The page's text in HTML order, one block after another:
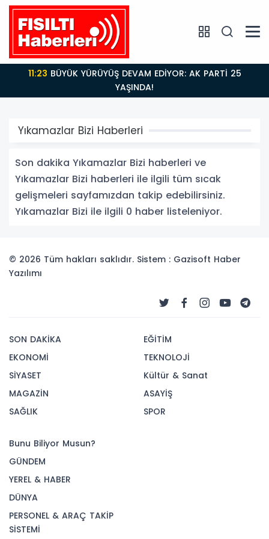
11:23
YAŞINDA!
Yıkamazlar Bizi Haberleri
Son dakika Yıkamazlar Bizi haberleri ve
Yıkamazlar Bizi haberleri ile ilgili tüm sıcak
gelişmeleri sayfamızdan takip edebilirsiniz.
Yıkamazlar Bizi ile ilgili 0 haber listeleniyor.
© 2026 Tüm hakları saklıdır. Sistem : Gazisoft Haber
Yazılımı
SON DAKİKA
EKONOMİ
SİYASET
MAGAZİN
SAĞLIK
EĞİTİM
TEKNOLOJİ
Kültür & Sanat
ASAYİŞ
SPOR
Bunu Biliyor Musun?
GÜNDEM
YEREL & HABER
DÜNYA
PERSONEL & ARAÇ TAKİP
SİSTEMİ